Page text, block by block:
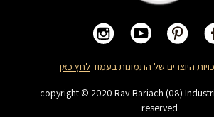
היוצרים של התמונות בעמודלחץ כאן
copyright © 2020 Rav-Bariach (08)
reserved